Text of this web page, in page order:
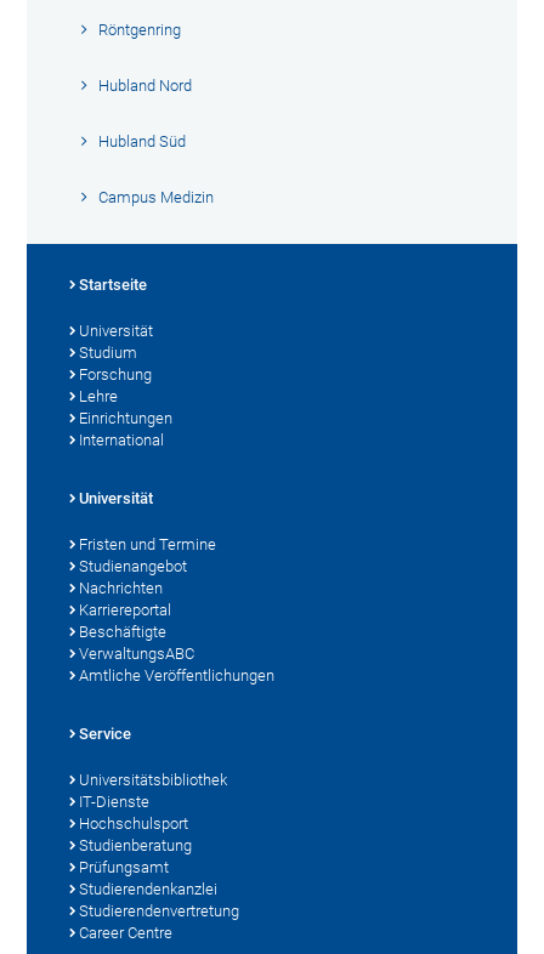
Röntgenring
Hubland Nord
Hubland Süd
Campus Medizin
Startseite
Universität
Studium
Forschung
Lehre
Einrichtungen
International
Universität
Fristen und Termine
Studienangebot
Nachrichten
Karriereportal
Beschäftigte
VerwaltungsABC
Amtliche Veröffentlichungen
Service
Universitätsbibliothek
IT-Dienste
Hochschulsport
Studienberatung
Prüfungsamt
Studierendenkanzlei
Studierendenvertretung
Career Centre